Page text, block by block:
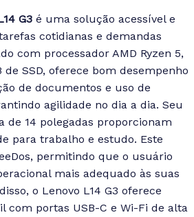
G3 é uma solução acessível e
cotidianas e demandas
com processador AMD Ryzen 5,
de SSD, oferece bom desempenho
de documentos e uso de
agilidade no dia a dia. Seu
de 14 polegadas proporcionam
para trabalho e estudo. Este
permitindo que o usuário
mais adequado às suas
o Lenovo L14 G3 oferece
com portas USB-C e Wi-Fi de alta